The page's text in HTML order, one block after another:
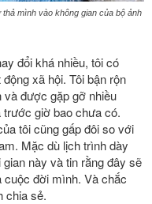
mình vào không gian của bộ ảnh
đổi khá nhiều, tôi có
xã hội. Tôi bận rộn
được gặp gỡ nhiều
giờ bao chưa có.
tôi cũng gấp đôi so với
Mặc dù lịch trình dày
này và tin rằng đây sẽ
cuộc đời mình. Và chắc
chia sẻ.